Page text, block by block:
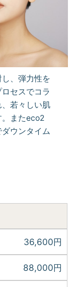
、弾力性を
セスでコラ
若々しい肌
またeco2
ウンタイム
36,600円
88,000円